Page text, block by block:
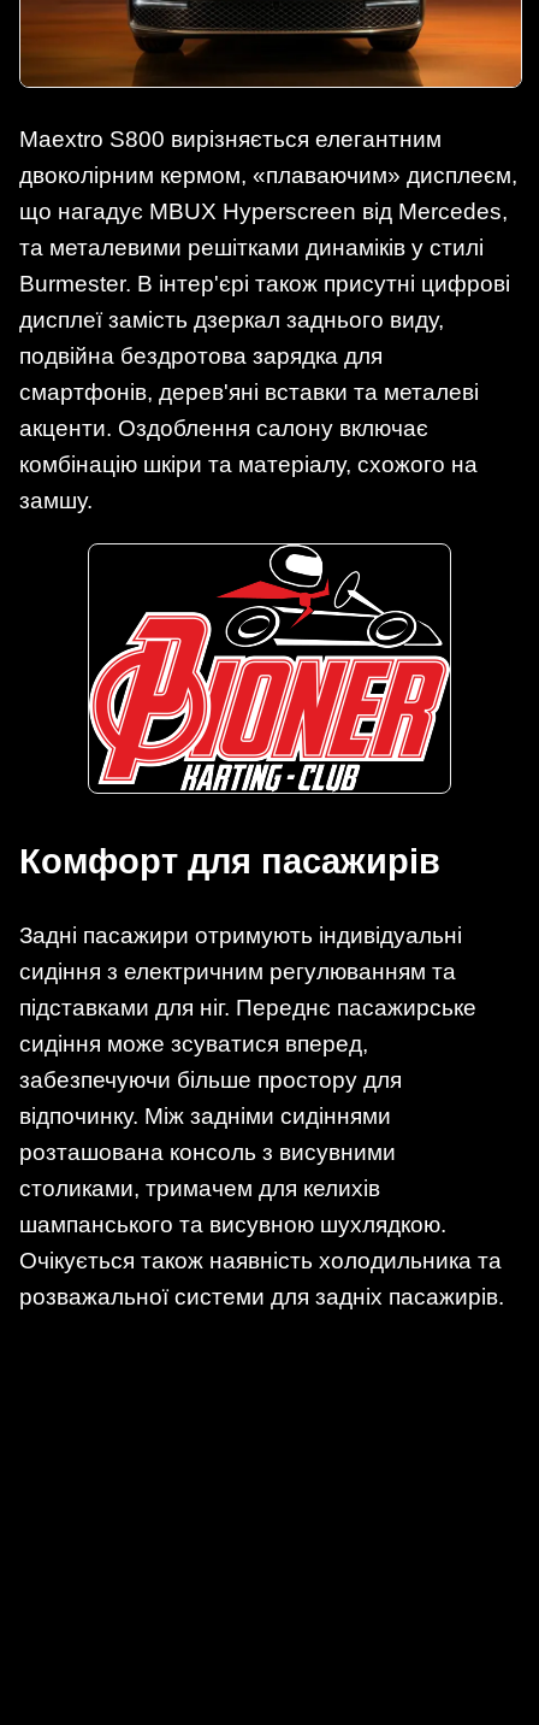
Maextro S800 вирізняється елегантним
двоколірним кермом, «плаваючим» дисплеєм,
що нагадує MBUX Hyperscreen від Mercedes,
та металевими решітками динаміків у стилі
Burmester. В інтер'єрі також присутні цифрові
дисплеї замість дзеркал заднього виду,
подвійна бездротова зарядка для
смартфонів, дерев'яні вставки та металеві
акценти. Оздоблення салону включає
комбінацію шкіри та матеріалу, схожого на
замшу.​
Комфорт для пасажирів
Задні пасажири отримують індивідуальні
сидіння з електричним регулюванням та
підставками для ніг. Переднє пасажирське
сидіння може зсуватися вперед,
забезпечуючи більше простору для
відпочинку. Між задніми сидіннями
розташована консоль з висувними
столиками, тримачем для келихів
шампанського та висувною шухлядкою.
Очікується також наявність холодильника та
розважальної системи для задніх пасажирів.​